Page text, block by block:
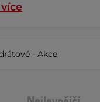
- Akce